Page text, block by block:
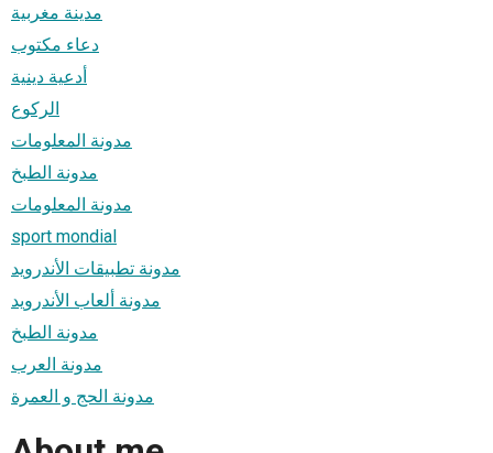
مدينة مغربية
دعاء مكتوب
أدعية دينية
الركوع
مدونة المعلومات
مدونة الطبخ
مدونة المعلومات
sport mondial
مدونة تطبيقات الأندرويد
مدونة ألعاب الأندرويد
مدونة الطبخ
مدونة العرب
مدونة الحج و العمرة